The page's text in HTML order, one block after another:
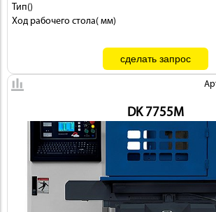
Тип()
Ход рабочего стола( мм)
DK 7755M